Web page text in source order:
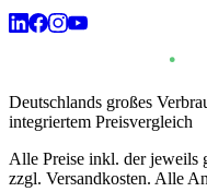
Deutschlands großes
integriertem Preisvergleich
Alle Preise inkl. der jeweils
zzgl. Versandkosten. Alle